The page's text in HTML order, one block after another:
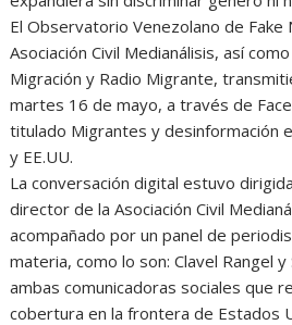
El Observatorio Venezolano de
Asociación Civil Medianálisis, así
Migración y Radio Migrante,
martes 16 de mayo, a través de
titulado Migrantes y desinformación
y EE.UU.
La conversación digital estuvo
director de la Asociación Civil
acompañado por un panel de
materia, como lo son: Clavel Rangel
ambas comunicadoras sociales que
cobertura en la frontera de Estados